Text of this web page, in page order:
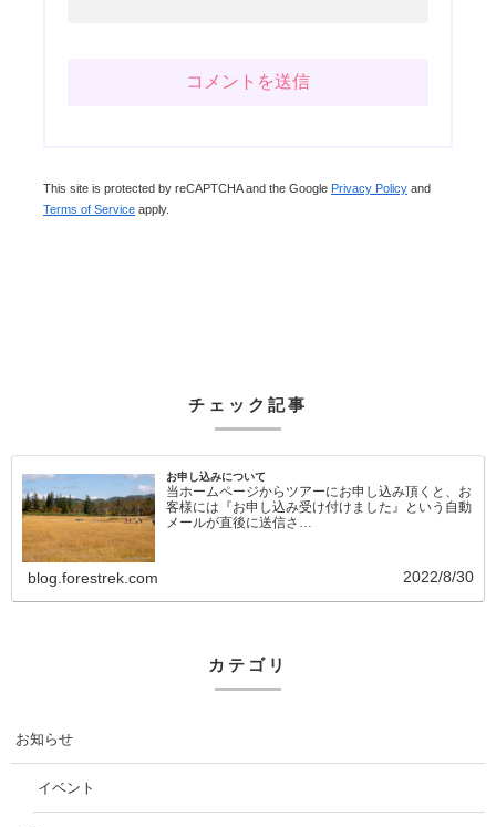
This site is protected by reCAPTCHA and the Google Privacy Policy and
Terms of Service apply.
チェック記事
お申し込みについて
当ホームページからツアーにお申し込み頂くと、お
客様には『お申し込み受け付けました』という自動
メールが直後に送信さ…
blog.forestrek.com 2022/8/30
カテゴリ
お知らせ
イベント